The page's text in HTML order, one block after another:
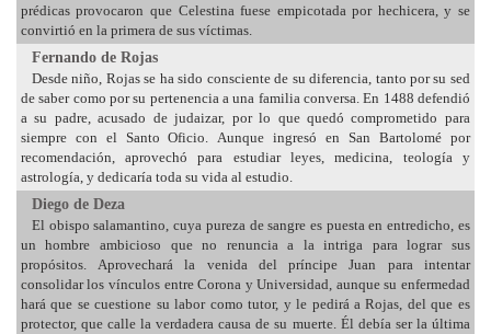
prédicas provocaron que Celestina fuese empicotada por hechicera, y se
convirtió en la primera de sus víctimas.
Fernando de Rojas
Desde niño, Rojas se ha sido consciente de su diferencia, tanto por su sed
de saber como por su pertenencia a una familia conversa. En 1488 defendió
a su padre, acusado de judaizar, por lo que quedó comprometido para
siempre con el Santo Oficio. Aunque ingresó en San Bartolomé por
recomendación, aprovechó para estudiar leyes, medicina, teología y
astrología, y dedicaría toda su vida al estudio.
Diego de Deza
El obispo salamantino, cuya pureza de sangre es puesta en entredicho, es
un hombre ambicioso que no renuncia a la intriga para lograr sus
propósitos. Aprovechará la venida del príncipe Juan para intentar
consolidar los vínculos entre Corona y Universidad, aunque su enfermedad
hará que se cuestione su labor como tutor, y le pedirá a Rojas, del que es
protector, que calle la verdadera causa de su muerte. Él debía ser la última